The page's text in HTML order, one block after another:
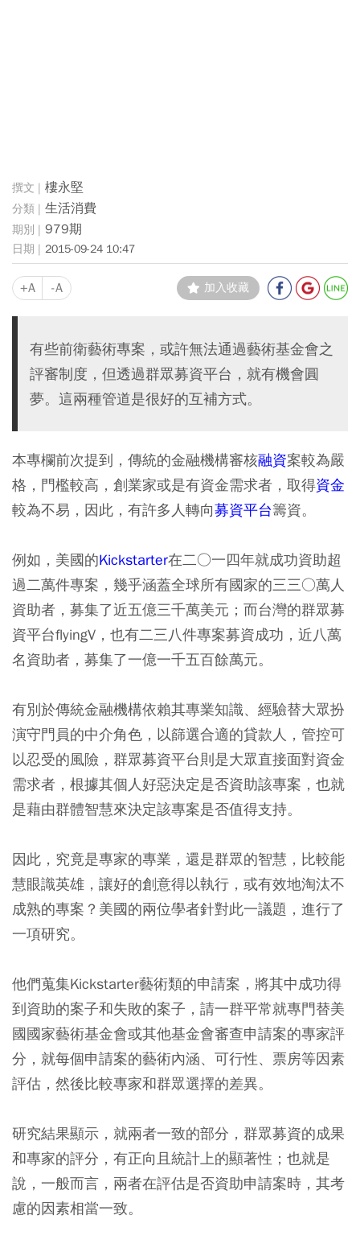
樓永堅
生活消費
979期
2015-09-24 10:47
+A -A 加入收藏
有些前衛藝術專案，或許無法通過藝術基金會之
評審制度，但透過群眾募資平台，就有機會圓
夢。這兩種管道是很好的互補方式。
本專欄前次提到，傳統的金融機構審核融資案較為嚴
格，門檻較高，創業家或是有資金需求者，取得資金
較為不易，因此，有許多人轉向募資平台籌資。
例如，美國的Kickstarter在二○一四年就成功資助超
過二萬件專案，幾乎涵蓋全球所有國家的三三○萬人
資助者，募集了近五億三千萬美元；而台灣的群眾募
資平台flyingV，也有二三八件專案募資成功，近八萬
名資助者，募集了一億一千五百餘萬元。
有別於傳統金融機構依賴其專業知識、經驗替大眾扮
演守門員的中介角色，以篩選合適的貸款人，管控可
以忍受的風險，群眾募資平台則是大眾直接面對資金
需求者，根據其個人好惡決定是否資助該專案，也就
是藉由群體智慧來決定該專案是否值得支持。
因此，究竟是專家的專業，還是群眾的智慧，比較能
慧眼識英雄，讓好的創意得以執行，或有效地淘汰不
成熟的專案？美國的兩位學者針對此一議題，進行了
一項研究。
他們蒐集Kickstarter藝術類的申請案，將其中成功得
到資助的案子和失敗的案子，請一群平常就專門替美
國國家藝術基金會或其他基金會審查申請案的專家評
分，就每個申請案的藝術內涵、可行性、票房等因素
評估，然後比較專家和群眾選擇的差異。
研究結果顯示，就兩者一致的部分，群眾募資的成果
和專家的評分，有正向且統計上的顯著性；也就是
說，一般而言，兩者在評估是否資助申請案時，其考
慮的因素相當一致。